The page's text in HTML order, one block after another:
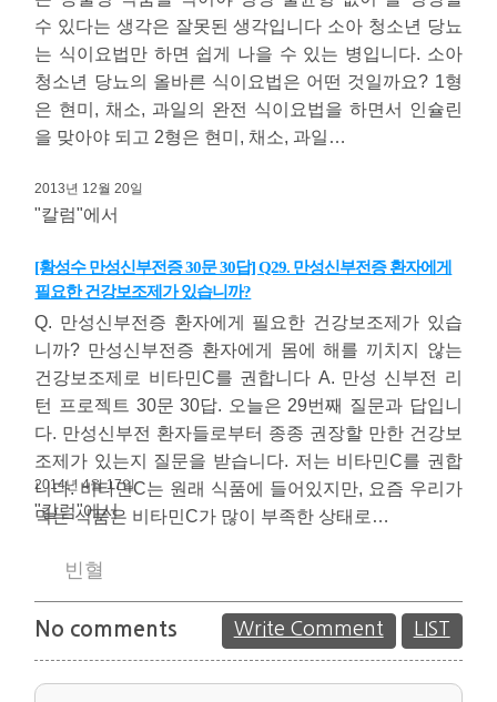
수 있다는 생각은 잘못된 생각입니다 소아 청소년 당뇨
는 식이요법만 하면 쉽게 나을 수 있는 병입니다. 소아
청소년 당뇨의 올바른 식이요법은 어떤 것일까요? 1형
은 현미, 채소, 과일의 완전 식이요법을 하면서 인슐린
을 맞아야 되고 2형은 현미, 채소, 과일…
2013년 12월 20일
"칼럼"에서
[황성수 만성신부전증 30문 30답] Q29. 만성신부전증 환자에게
필요한 건강보조제가 있습니까?
Q. 만성신부전증 환자에게 필요한 건강보조제가 있습
니까? 만성신부전증 환자에게 몸에 해를 끼치지 않는
건강보조제로 비타민C를 권합니다 A. 만성 신부전 리
턴 프로젝트 30문 30답. 오늘은 29번째 질문과 답입니
다. 만성신부전 환자들로부터 종종 권장할 만한 건강보
조제가 있는지 질문을 받습니다. 저는 비타민C를 권합
니다. 비타민C는 원래 식품에 들어있지만, 요즘 우리가
먹는 식품은 비타민C가 많이 부족한 상태로…
2014년 4월 17일
"칼럼"에서
빈혈
No comments Write Comment LIST